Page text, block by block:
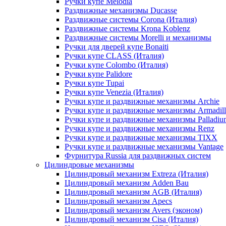
Раздвижные механизмы Ducasse
Раздвижные системы Corona (Италия)
Раздвижные системы Krona Koblenz
Раздвижные системы Morelli и механизмы
Ручки для дверей купе Bonaiti
Ручки купе CLASS (Италия)
Ручки купе Colombo (Италия)
Ручки купе Palidore
Ручки купе Tupai
Ручки купе Venezia (Италия)
Ручки купе и раздвижные механизмы Archie
Ручки купе и раздвижные механизмы
Ручки купе и раздвижные механизмы
Ручки купе и раздвижные механизмы Renz
Ручки купе и раздвижные механизмы TIXX
Ручки купе и раздвижные механизмы Vantage
Фурнитура Russia для раздвижных систем
Цилиндровые механизмы
Цилиндровый механизм Extreza (Италия)
Цилиндровый механизм Adden Bau
Цилиндровый механизм AGB (Италия)
Цилиндровый механизм Apecs
Цилиндровый механизм Avers (эконом)
Цилиндровый механизм Cisa (Италия)